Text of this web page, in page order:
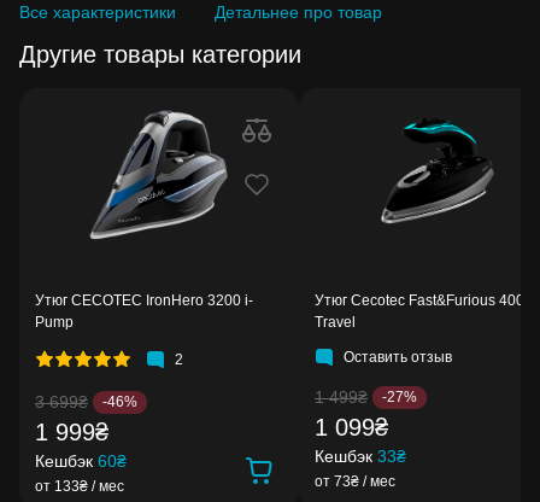
Все характеристики Детальнее про товар
Другие товары категории
Утюг CECOTEC IronHero 3200 i-
Pump
2
3 699₴ -46%
1 999₴
Кешбэк 60₴
от 133₴ / мес
Утюг Cecotec Fast&Furious 4000
Travel
Оставить отзыв
1 499₴ -27%
1 099₴
Кешбэк 33₴
от 73₴ / мес